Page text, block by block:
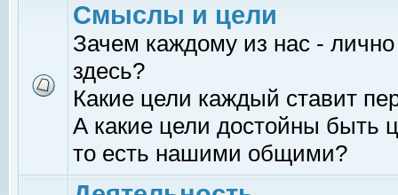
Смыслы и цели
Зачем каждому из нас -
здесь?
Какие цели каждый ставит
А какие цели достойны быть
то есть нашими общими?